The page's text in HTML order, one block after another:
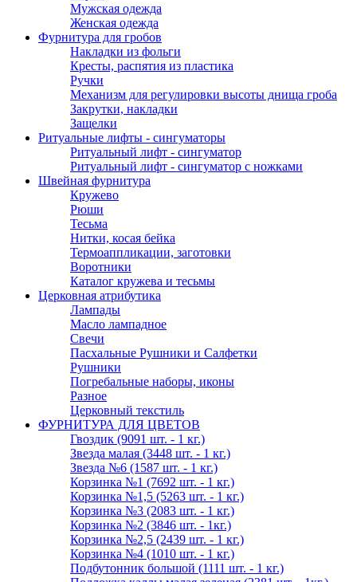
Мужская одежда
Женская одежда
Фурнитура для гробов
Накладки из фольги
Кресты, распятия из пластика
Ручки
Механизм для регулировки высоты днища гроба
Закрутки, накладки
Защелки
Ритуальные лифты - сингуматоры
Ритуальный лифт - сингуматор
Ритуальный лифт - сингуматор с ножками
Швейная фурнитура
Кружево
Рюши
Тесьма
Нитки, косая бейка
Термоаппликации, заготовки
Воротники
Каталог кружева и тесьмы
Церковная атрибутика
Лампады
Масло лампадное
Свечи
Пасхальные Рушники и Салфетки
Рушники
Погребальные наборы, иконы
Разное
Церковный текстиль
ФУРНИТУРА ДЛЯ ЦВЕТОВ
Гвоздик (9091 шт. - 1 кг.)
Звезда малая (3448 шт. - 1 кг.)
Звезда №6 (1587 шт. - 1 кг.)
Корзинка №1 (7692 шт. - 1 кг.)
Корзинка №1,5 (5263 шт. - 1 кг.)
Корзинка №3 (2083 шт. - 1 кг.)
Корзинка №2 (3846 шт. - 1кг.)
Корзинка №2,5 (2439 шт. - 1 кг.)
Корзинка №4 (1010 шт. - 1 кг.)
Подбутонник большой (1111 шт. - 1 кг.)